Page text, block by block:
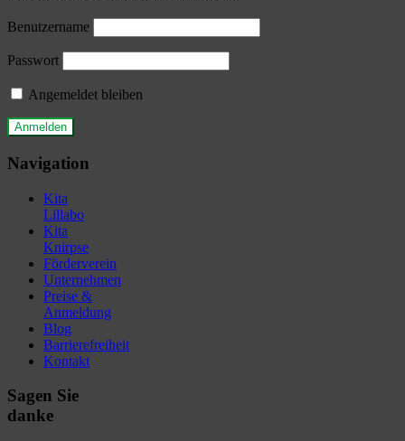
Benutzername
Passwort
Angemeldet bleiben
Navigation
Kita
Lillabo
Kita
Knirpse
Förderverein
Unternehmen
Preise &
Anmeldung
Blog
Barrierefreiheit
Kontakt
Sagen Sie
danke